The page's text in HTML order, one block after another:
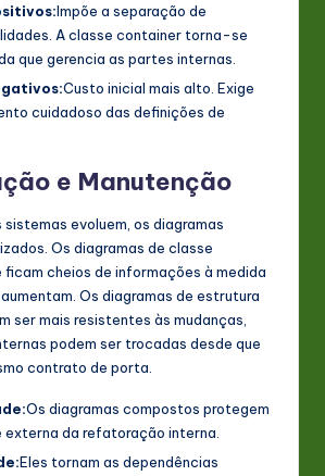
Impõe a separação de
A classe container torna-se
que gerencia as partes internas.
Custo inicial mais alto. Exige
cuidadoso das definições de
e Manutenção
sistemas evoluem, os diagramas
Os diagramas de classe
cheios de informações à medida
Os diagramas de estrutura
ser mais resistentes às mudanças,
podem ser trocadas desde que
contrato de porta.
Os diagramas compostos protegem
da refatoração interna.
Eles tornam as dependências